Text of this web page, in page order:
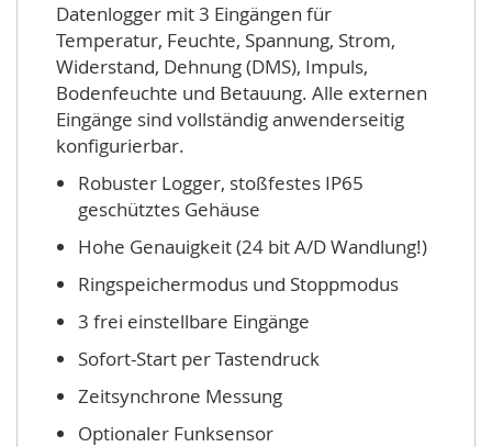
Datenlogger mit 3 Eingängen für
Temperatur, Feuchte, Spannung, Strom,
Widerstand, Dehnung (DMS), Impuls,
Bodenfeuchte und Betauung. Alle externen
Eingänge sind vollständig anwenderseitig
konfigurierbar.
Robuster Logger, stoßfestes IP65
geschütztes Gehäuse
Hohe Genauigkeit (24 bit A/D Wandlung!)
Ringspeichermodus und Stoppmodus
3 frei einstellbare Eingänge
Sofort-Start per Tastendruck
Zeitsynchrone Messung
Optionaler Funksensor